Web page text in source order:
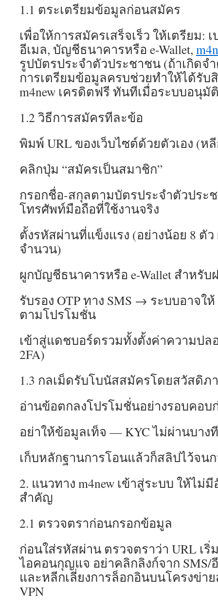
1.1 ตระเตรียมข้อมูลก่อนสมัคร
เพื่อให้การสมัครเสร็จเร็ว ให้เตรียม:
อีเมล, บัญชีธนาคารหรือ e-Wallet,
รูปบัตรประจำตัวประชาชน (ถ้าเกิดจ
การเตรียมข้อมูลครบช่วยทำให้ได้รับ
m4new เครดิตฟรี ทันทีเมื่อระบบอนุมั
1.2 วิธีการสมัครทีละข้อ
พิมพ์ URL ของเว็บไซต์ด้วยตัวเอง (ห
คลิกปุ่ม “สมัครเป็นสมาชิก”
กรอกชื่อ-สกุลตามบัตรประจำตัวประ
โทรศัพท์มือถือที่ใช้งานจริง
ตั้งรหัสผ่านที่แข็งแรง (อย่างน้อย 8 ตั
จำนวน)
ผูกบัญชีธนาคารหรือ e-Wallet สำหรับ
รับรอง OTP ทาง SMS → ระบบอาจให้
ตามโปรโมชั่น
เข้าสู่แดชบอร์ดรวมทั้งตั้งค่าความปล
2FA)
1.3 กลเม็ดรับโบนัสสมัครโดยสวัสดิภ
อ่านข้อตกลงโปรโมชั่นอย่างรอบคอบ
อย่าให้ข้อมูลเท็จ — KYC ไม่ผ่านบาง
เก็บหลักฐานการโอนแล้วก็สลิปไว้จน
2. แนวทาง m4new เข้าสู่ระบบ ให้ไม่
สำคัญ
2.1 ตรวจตราก่อนกรอกข้อมูล
ก่อนใส่รหัสผ่าน ตรวจตราว่า URL เริ่
ไอคอนกุญแจ อย่าคลิกลิงก์จาก SMS/
และหลีกเลี่ยงการล็อกอินบนโครงข่า
VPN